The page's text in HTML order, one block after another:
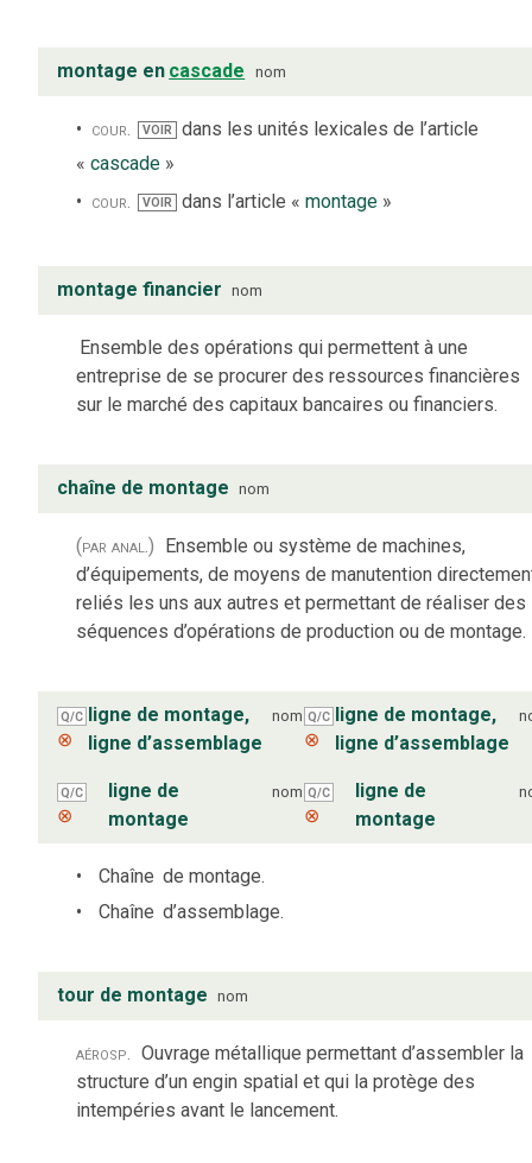
montage en cascade nom
cour. VOIR dans les unités lexicales de l’article
« cascade »
cour.
VOIR dans l’article « montage»
montage financier nom
Ensemble des opérations qui permettent à une
entreprise de se procurer des ressources financières
sur le marché des capitaux bancaires ou financiers.
chaîne de montage nom
(par anal.) Ensemble ou système de machines,
d’équipements, de moyens de manutention
reliés les uns aux autres et permettant de réaliser des
séquences d’opérations de production ou de montage.
Q/C
⊗
ligne de montage,
ligne d’assemblage
nom Q/C
⊗
ligne de montage,
ligne d’assemblage
Q/C
⊗
ligne de
montage
nom Q/C
⊗
ligne de
montage
Chaîne de montage.
Chaîne d’assemblage.
tour de montage nom
aérosp.
Ouvrage métallique permettant d’assembler la
structure d’un engin spatial et qui la protège des
intempéries avant le lancement.